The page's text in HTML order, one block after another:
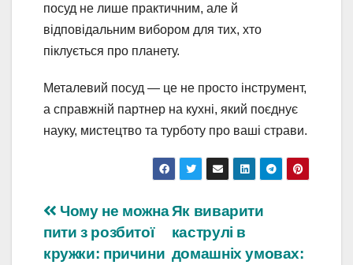
посуд не лише практичним, але й
відповідальним вибором для тих, хто
піклується про планету.
Металевий посуд — це не просто інструмент,
а справжній партнер на кухні, який поєднує
науку, мистецтво та турботу про ваші страви.
Навігація
записів
Як виварити
каструлі в
домашніх умовах:
Чому не можна
пити з розбитої
кружки: причини